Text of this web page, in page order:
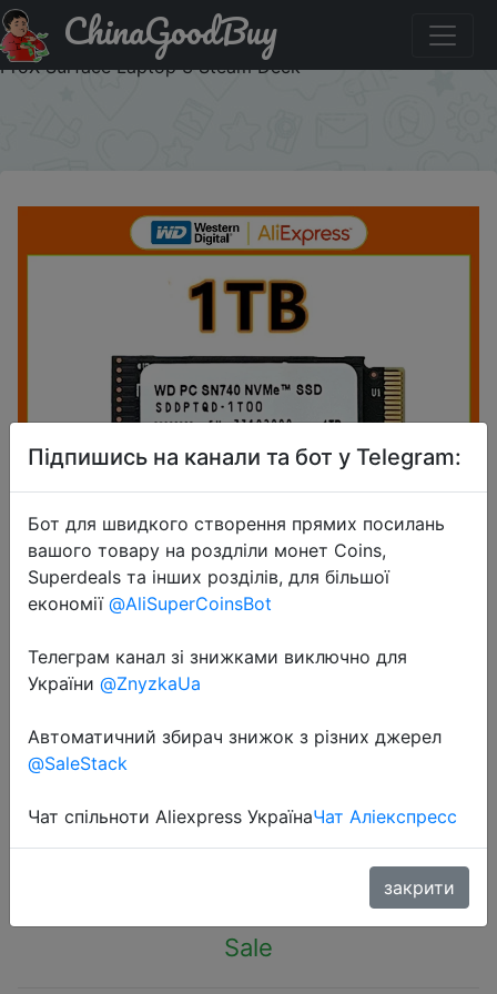
Придбати по акціи Western Digital WD SN740 1TB M.2
SSD 2230 NVMe PCIe Gen 4x4 SSD for Microsoft Surface
ProX Surface Laptop 3 Steam Deck
ChinaGoodBuy
2024-01-12
Western Digital WD SN740 1TB M.2
for Microsoft Surface ProX Surface
Laptop 3 Steam Deck
$49.47
Sale
Підпишись на канали та бот у Telegram:
Бот для швидкого створення прямих посилань
вашого товару на роздліли монет Coins,
Superdeals та інших розділів, для більшої
економії @AliSuperCoinsBot
Телеграм канал зі знижками виключно для
України @ZnyzkaUa
Автоматичний збирач знижок з різних джерел
@SaleStack
Чат спільноти Aliexpress УкраїнаЧат Аліекспресс
закрити